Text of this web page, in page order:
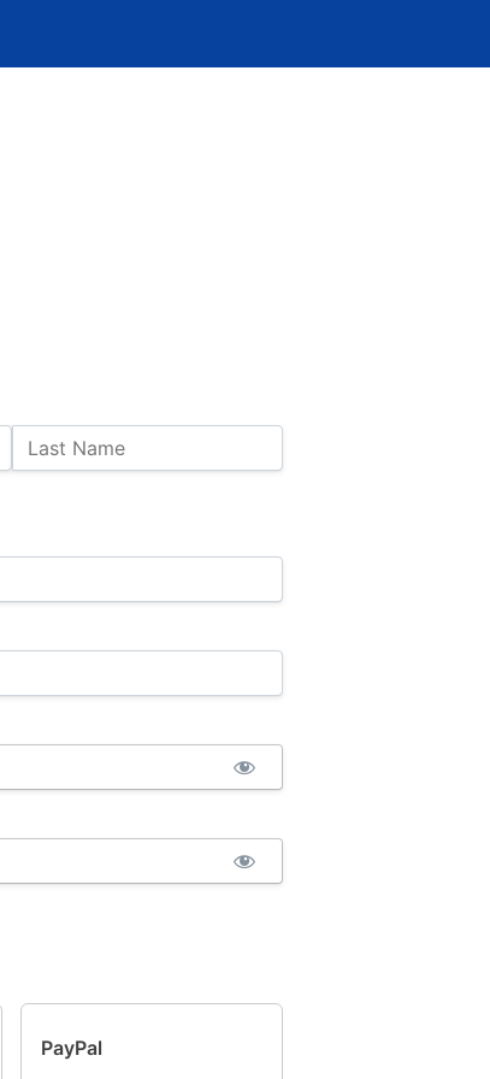
Last Name
PayPal